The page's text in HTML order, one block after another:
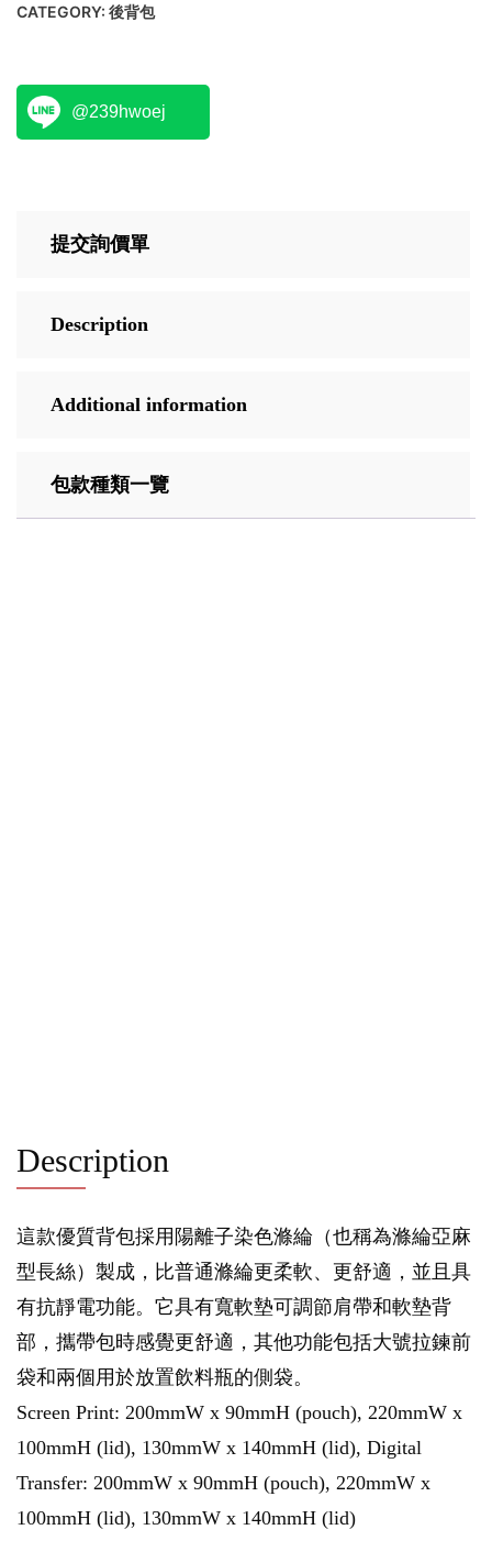
CATEGORY: 後背包
@239hwoej
提交詢價單
Description
Additional information
包款種類一覽
Description
這款優質背包採用陽離子染色滌綸（也稱為滌綸亞麻
型長絲）製成，比普通滌綸更柔軟、更舒適，並且具
有抗靜電功能。它具有寬軟墊可調節肩帶和軟墊背
部，攜帶包時感覺更舒適，其他功能包括大號拉鍊前
袋和兩個用於放置飲料瓶的側袋。
Screen Print: 200mmW x 90mmH (pouch), 220mmW x
100mmH (lid), 130mmW x 140mmH (lid), Digital
Transfer: 200mmW x 90mmH (pouch), 220mmW x
100mmH (lid), 130mmW x 140mmH (lid)